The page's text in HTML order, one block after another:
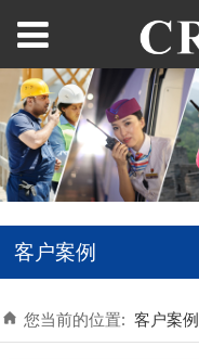
客户案例
您当前的位置: 客户案例